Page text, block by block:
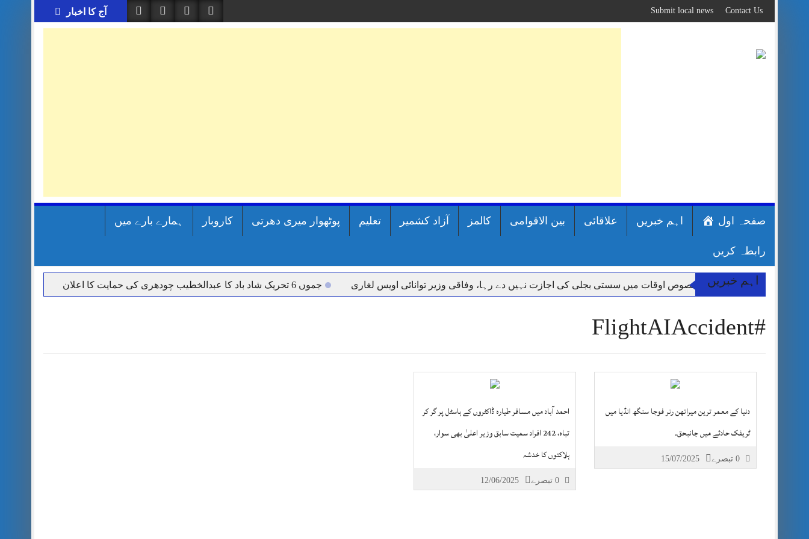
to
content
آج کا اخبار Contact Us
Submit local news
صفحہ اول اہم خبریں علاقائی بین الاقوامی کالمز آزاد کشمیر تعلیم پوٹھوار میری دھرتی کاروبار ہمارے بارے میں
رابطہ کریں
اہم خبریں
آئی ایم ایف مخصوص اوقات میں سستی بجلی کی اجازت نہیں دے رہا، وفاقی وزیر توانائی اویس لغاری
جموں 6 تحریک شاد باد کا عبدالخطیب چودھری کی حمایت کا اعلان
ڈپٹی کمشنر راولپنڈی کیپٹن(ر) ندیم ناصر کا دورہء کلرسیداں
اسلام آباد میں غیرملکی وفود کی آمد کے موقع پر ڈیوٹی سے غائب پولیس اہلکاروں کیخلاف سخت ایکشن، 2 اے ایس آئی سمیت 12 اہلکاروں کو نوکری سے فارغ کردیا گیا۔
شہید گر وپ کیپٹنعاصم طارق مکمل فوجی اعزاز کے ساتھ سپردِ خاک
#FlightAIAccident
دنیا کے معمر ترین میراتھن رنر فوجا سنگھ انڈیا میں
ٹریفک حادثے میں جانبحق۔
15/07/2025
احمد آباد میں مسافر طیارہ ڈاکٹروں کے ہاسٹل پر گر کر
تباہ، 242 افراد سمیت سابق وزیر اعلیٰ بھی سوار،
ہلاکتوں کا خدشہ
12/06/2025